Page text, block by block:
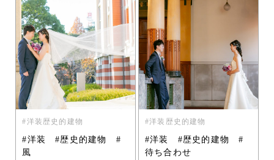
洋装歴史的建物
#洋装 #歴史的建物 #
風
洋装歴史的建物
#洋装 #歴史的建物 #
待ち合わせ